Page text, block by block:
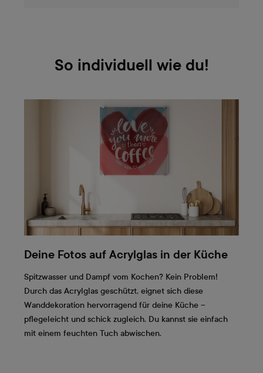
So individuell wie du!
Deine Fotos auf Acrylglas in der Küche
Spitzwasser und Dampf vom Kochen? Kein Problem!
Durch das Acrylglas geschützt, eignet sich diese
Wanddekoration hervorragend für deine Küche –
pflegeleicht und schick zugleich. Du kannst sie einfach
mit einem feuchten Tuch abwischen.